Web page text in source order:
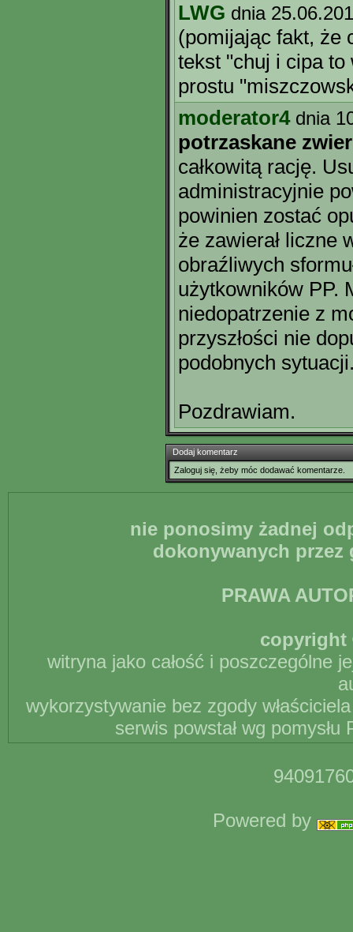
LWG dnia
(pomijając fakt, że
tekst "chuj i cipa
prostu
moderator4 dnia
potrzaskane
całkowitą rację.
administracyjnie
powinien zostać
że zawierał liczne
obraźliwych
użytkowników PP.
niedopatrzenie z
przyszłości nie
podobnych
Pozdrawiam.
Dodaj komentarz
Zaloguj się, żeby móc dodawać komentarze.
nie ponosimy żadnej
dokonywanych
PRAWA
copyright
witryna jako całość i poszczególne
wykorzystywanie bez zgody
serwis powstał wg
Powered by